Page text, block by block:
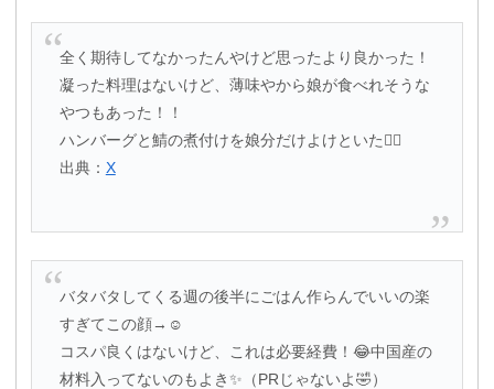
全く期待してなかったんやけど思ったより良かった！
凝った料理はないけど、薄味やから娘が食べれそうな
やつもあった！！
ハンバーグと鯖の煮付けを娘分だけよけといた🙂‍↕️
出典： X
バタバタしてくる週の後半にごはん作らんでいいの楽
すぎてこの顔→☺️
コスパ良くはないけど、これは必要経費！😂中国産の
材料入ってないのもよき✨（PRじゃないよ🤣）